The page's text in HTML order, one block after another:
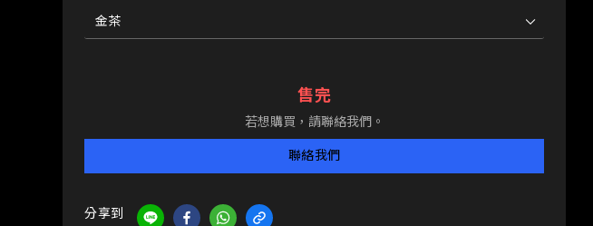
售完
若想購買，請聯絡我們。
聯絡我們
分享到